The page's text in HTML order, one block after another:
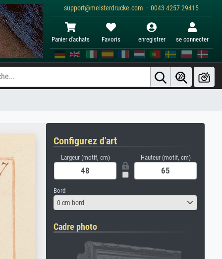
support@meisterdrucke.com · 0043 4257 29415
Panier d'achats Favoris enregistrer se connecter
Configurez d'art
Largeur (motif, cm) Hauteur (motif, cm)
Bord
0 cm bord
Cadre photo